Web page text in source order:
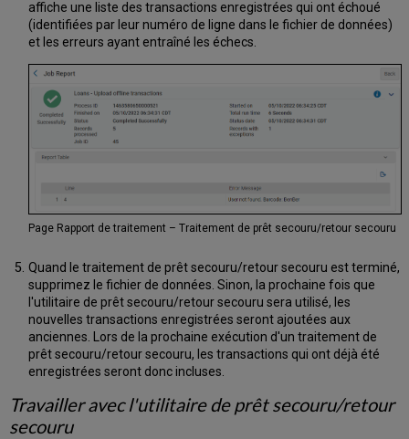
affiche une liste des transactions enregistrées qui ont échoué
(identifiées par leur numéro de ligne dans le fichier de données)
et les erreurs ayant entraîné les échecs.
Page Rapport de traitement – Traitement de prêt secouru/retour secouru
Quand le traitement de prêt secouru/retour secouru est terminé,
supprimez le fichier de données. Sinon, la prochaine fois que
l'utilitaire de prêt secouru/retour secouru sera utilisé, les
nouvelles transactions enregistrées seront ajoutées aux
anciennes. Lors de la prochaine exécution d'un traitement de
prêt secouru/retour secouru, les transactions qui ont déjà été
enregistrées seront donc incluses.
Travailler avec l'utilitaire de prêt secouru/retour
secouru